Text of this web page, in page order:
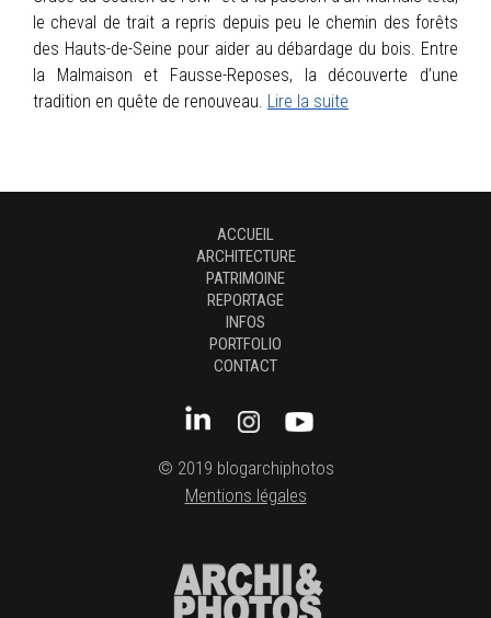
le cheval de trait a repris depuis peu le chemin des forêts
des Hauts-de-Seine pour aider au débardage du bois. Entre
la Malmaison et Fausse-Reposes, la découverte d’une
tradition en quête de renouveau. Lire la suite
ACCUEIL
ARCHITECTURE
PATRIMOINE
REPORTAGE
INFOS
PORTFOLIO
CONTACT
© 2019 blogarchiphotos
Mentions légales